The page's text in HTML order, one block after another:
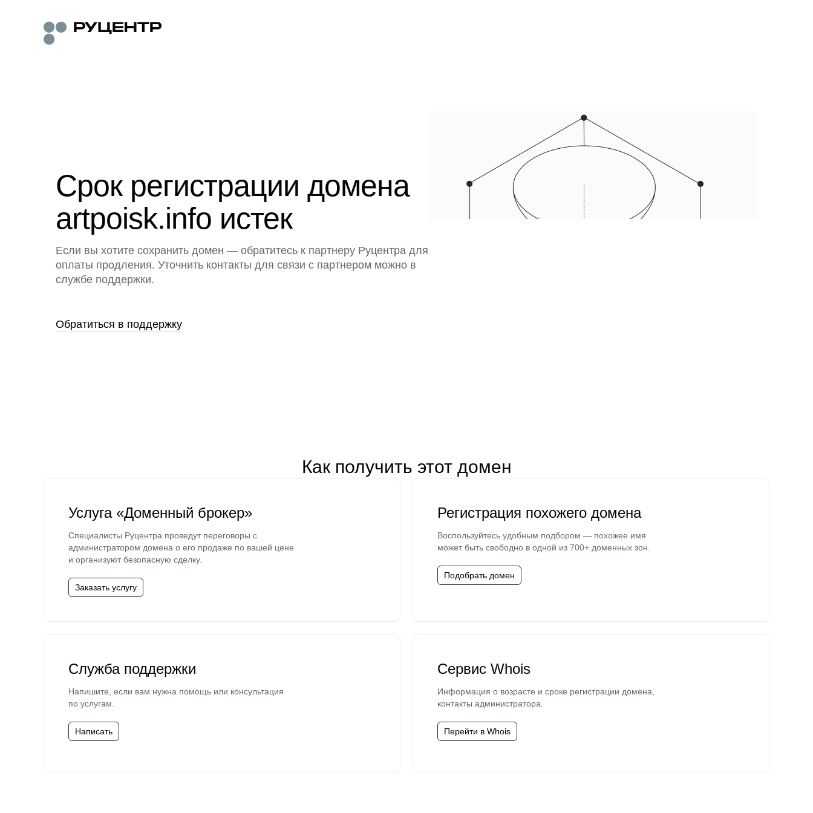
Срок регистрации домена
artpoisk.info истек
Если вы хотите сохранить домен — обратитесь к партнеру Руцентра для
оплаты продления. Уточнить контакты для связи с партнером можно в
службе поддержки.
Обратиться в поддержку
Как получить этот домен
Услуга «Доменный брокер»
Специалисты Руцентра проведут переговоры с
администратором домена о его продаже по вашей цене
и организуют безопасную сделку.
Заказать услугу
Регистрация похожего домена
Воспользуйтесь удобным подбором — похожее имя
может быть свободно в одной из 700+ доменных зон.
Подобрать домен
Служба поддержки
Напишите, если вам нужна помощь или консультация
по услугам.
Написать
Сервис Whois
Информация о возрасте и сроке регистрации домена,
контакты администратора.
Перейти в Whois